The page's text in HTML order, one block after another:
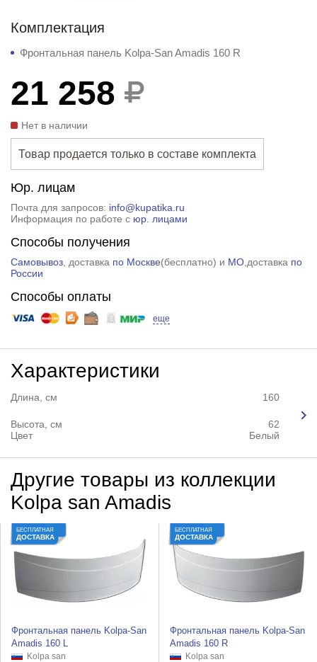
Комплектация
Фронтальная панель Kolpa-San Amadis 160 R
21 258
Нет в наличии
Товар продается только в составе комплекта
Юр. лицам
Почта для запросов: info@kupatika.ru
Информация по работе с юр. лицами
Способы получения
Самовывоз, доставка по Москве(бесплатно) и МО,доставка по
России
Способы оплаты
еще
Характеристики
Длина, см 160
Высота, см
62
Цвет
Белый
Другие товары из коллекции
Kolpa san Amadis
БЕСПЛАТНАЯ
ДОСТАВКА
Фронтальная панель Kolpa-San
Amadis 160 L
Kolpa san
БЕСПЛАТНАЯ
ДОСТАВКА
Фронтальная панель Kolpa-San
Amadis 160 R
Kolpa san